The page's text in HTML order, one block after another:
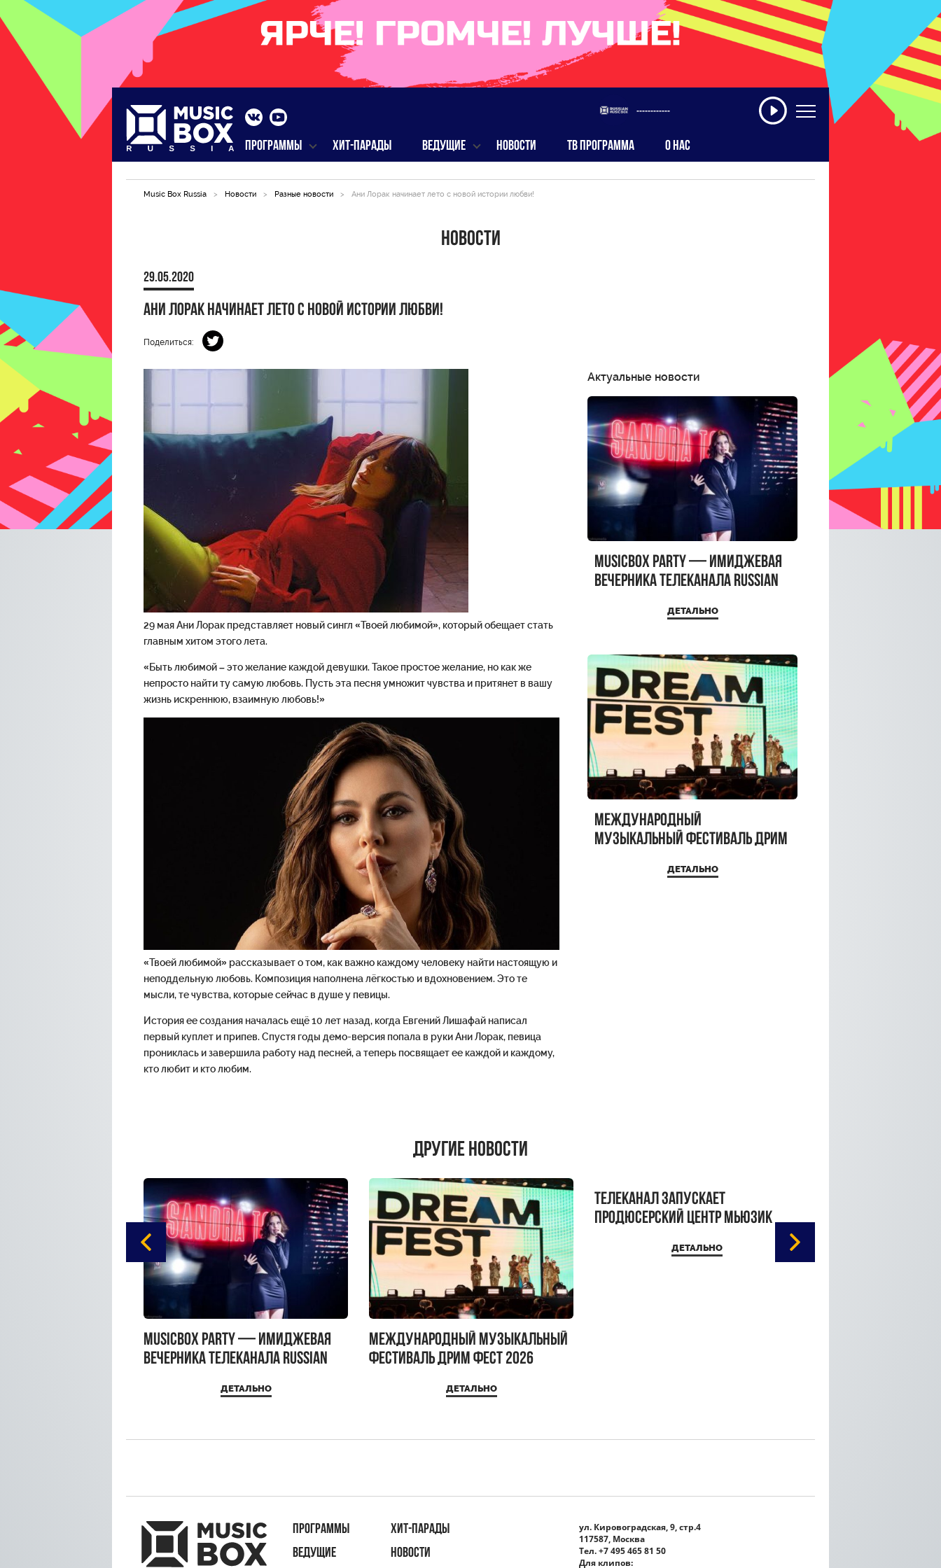
------------
ПРОГРАММЫ ХИТ-ПАРАДЫ ВЕДУЩИЕ НОВОСТИ ТВ ПРОГРАММА О НАС
Music Box Russia > Новости > Разные новости > Ани Лорак начинает лето с новой истории любви!
Новости
29.05.2020
Ани Лорак начинает лето с новой истории любви!
Поделиться:
29 мая Ани Лорак представляет новый сингл «Твоей любимой», который обещает стать
главным хитом этого лета.
«Быть любимой – это желание каждой девушки. Такое простое желание, но как же
непросто найти ту самую любовь. Пусть эта песня умножит чувства и притянет в вашу
жизнь искреннюю, взаимную любовь!»
«Твоей любимой» рассказывает о том, как важно каждому человеку найти настоящую и
неподдельную любовь. Композиция наполнена лёгкостью и вдохновением. Это те
мысли, те чувства, которые сейчас в душе у певицы.
История ее создания началась ещё 10 лет назад, когда Евгений Лишафай написал
первый куплет и припев. Спустя годы демо-версия попала в руки Ани Лорак, певица
прониклась и завершила работу над песней, а теперь посвящает ее каждой и каждому,
кто любит и кто любим.
Актуальные новости
MUSICBOX PARTY — имиджевая
вечерника телеканала RUSSIAN
ДЕТАЛЬНО
Международный
музыкальный фестиваль ДРИМ
ДЕТАЛЬНО
Другие новости
MUSICBOX PARTY — имиджевая
вечерника телеканала RUSSIAN
ДЕТАЛЬНО
Международный музыкальный
фестиваль ДРИМ ФЕСТ 2026
ДЕТАЛЬНО
Телеканал запускает
продюсерский центр Мьюзик
ДЕТАЛЬНО
ПРОГРАММЫ
ХИТ-ПАРАДЫ
ВЕДУЩИЕ
НОВОСТИ
ул. Кировоградская, 9, стр.4
117587, Москва
Тел. +7 495 465 81 50
Для клипов: